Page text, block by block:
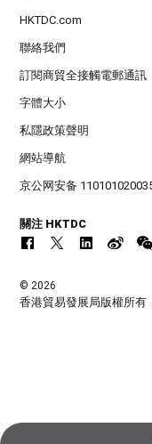
HKTDC.com
聯絡我們
訂閱商貿全接觸電郵通訊
字體大小
私隱政策聲明
網站導航
京公网安备
關注 HKTDC
© 2026
香港貿易發展局版權所有